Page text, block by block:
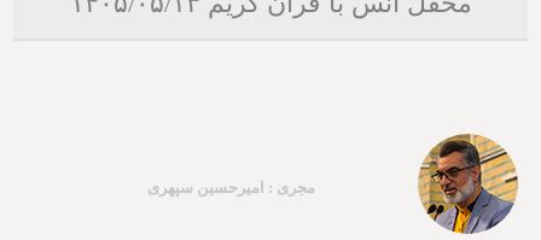
مجری : امیرحسین سپهری